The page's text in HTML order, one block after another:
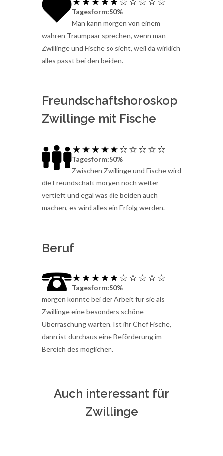
Tagesform:50%
Man kann morgen von einem
wahren Traumpaar sprechen, wenn man
Zwillinge und Fische so sieht, weil da wirklich
alles passt bei den beiden.
Freundschaftshoroskop
Zwillinge mit Fische
Tagesform:50%
Zwischen Zwillinge und Fische wird
die Freundschaft morgen noch weiter
vertieft und egal was die beiden auch
machen, es wird alles ein Erfolg werden.
Beruf
Tagesform:50%
morgen könnte bei der Arbeit für sie als
Zwillinge eine besonders schöne
Überraschung warten. Ist ihr Chef Fische,
dann ist durchaus eine Beförderung im
Bereich des möglichen.
Auch interessant für
Zwillinge